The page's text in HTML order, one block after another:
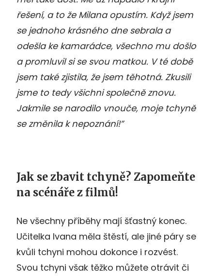
řešení, a to že Milana opustím. Když jsem
se jednoho krásného dne sebrala a
odešla ke kamarádce, všechno mu došlo
a promluvil si se svou matkou. V té době
jsem také zjistila, že jsem těhotná. Zkusili
jsme to tedy všichni společně znovu.
Jakmile se narodilo vnouče, moje tchyně
se změnila k nepoznání!”
Jak se zbavit tchyně? Zapomeňte
na scénáře z filmů!
Ne všechny příběhy mají šťastný konec.
Učitelka Ivana měla štěstí, ale jiné páry se
kvůli tchyni mohou dokonce i rozvést.
Svou tchyni však těžko můžete otrávit či